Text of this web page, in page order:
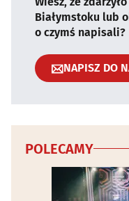
Białymstoku lub
o czymś napisali?
NAPISZ DO
POLECAMY